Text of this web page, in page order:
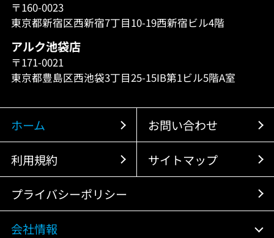
〒160-0023
東京都新宿区西新宿7丁目10-19西新宿ビル4階
アルク池袋店
〒171-0021
東京都豊島区西池袋3丁目25-15IB第1ビル5階A室
ホーム お問い合わせ
利用規約 サイトマップ
プライバシーポリシー
会社情報